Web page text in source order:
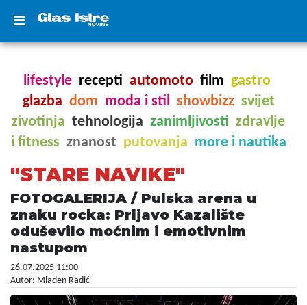
lifestyle recepti automoto film gastro
glazba dom moda i stil showbizz svijet
zivotinja tehnologija zanimljivosti zdravlje
i fitness znanost putovanja more i nautika
"STARE NAVIKE"
FOTOGALERIJA / Pulska arena u
znaku rocka: Prljavo Kazalište
oduševilo moćnim i emotivnim
nastupom
26.07.2025 11:00
Autor: Mladen Radić